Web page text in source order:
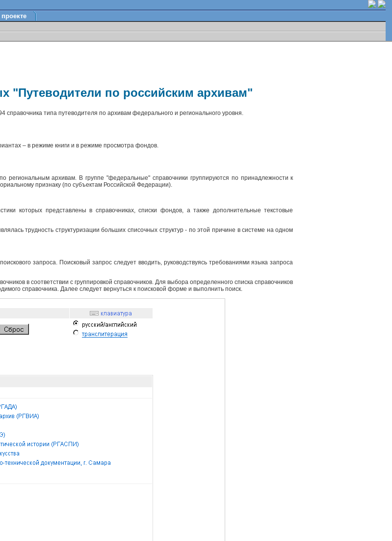
"Путеводители по российским архивам"
типа путеводителя по архивам федерального и регионального уровня.
– в режиме книги и в режиме просмотра фондов.
архивам. В группе "федеральные" справочники группируются по принадлежности к
признаку (по субъектам Российской Федерации).
которых представлены в справочниках, списки фондов, а также дополнительные текстовые
трудность структуризации больших списочных структур - по этой причине в системе на одном
запроса. Поисковый запрос следует вводить, руководствуясь требованиями языка запроса
в соответствии с группировкой справочников. Для выбора определенного списка справочников
справочника. Далее следует вернуться к поисковой форме и выполнить поиск.